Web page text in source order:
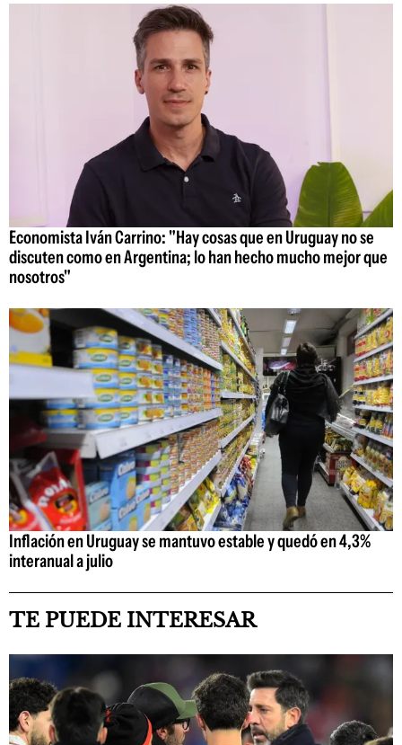
Economista Iván Carrino: "Hay cosas que en Uruguay no se
discuten como en Argentina; lo han hecho mucho mejor que
nosotros"
Inflación en Uruguay se mantuvo estable y quedó en 4,3%
interanual a julio
TE PUEDE INTERESAR